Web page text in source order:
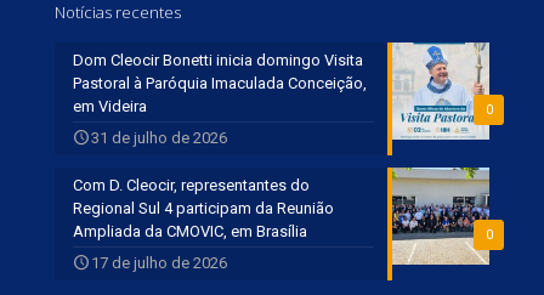
Notícias recentes
0
Dom Cleocir Bonetti inicia domingo Visita
Pastoral à Paróquia Imaculada Conceição,
em Videira
31 de julho de 2026
0
Com D. Cleocir, representantes do
Regional Sul 4 participam da Reunião
Ampliada da CMOVIC, em Brasília
17 de julho de 2026